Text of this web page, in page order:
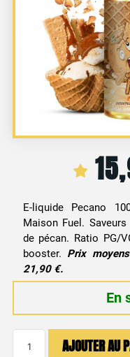
E-liquide Pecano
Maison Fuel.
de pécan. Ratio PG/
booster. Prix
21,90 €.
En
AJOUTER AU